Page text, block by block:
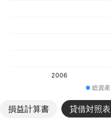
2006
総資産
損益計算書 貸借対照表